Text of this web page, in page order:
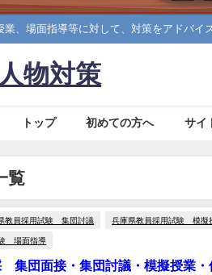
、場面指導等に対して、対策をアドバイス
物対策
トップ 初めての方へ サイ
覧
教員採用試験 集団討議 兵庫県教員採用試験 模擬
場面指導
集団面接・集団討議・模擬授業・